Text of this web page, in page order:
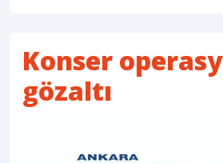
Konser
gözaltı